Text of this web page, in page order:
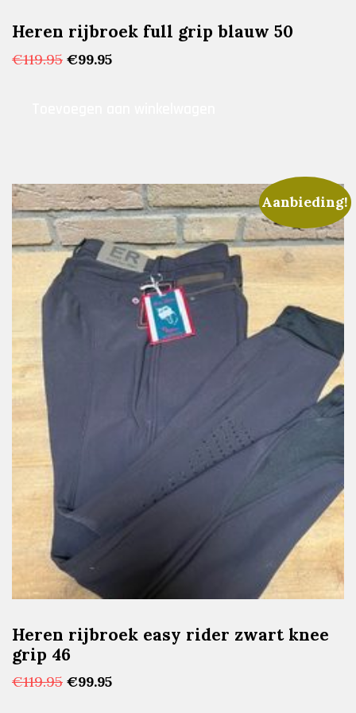
Heren rijbroek full grip blauw 50
€119.95 Oorspronkelijke
€99.95Huidige
Aanbieding!
Heren rijbroek easy rider zwart knee
grip 46
€119.95 Oorspronkelijke
€99.95Huidige